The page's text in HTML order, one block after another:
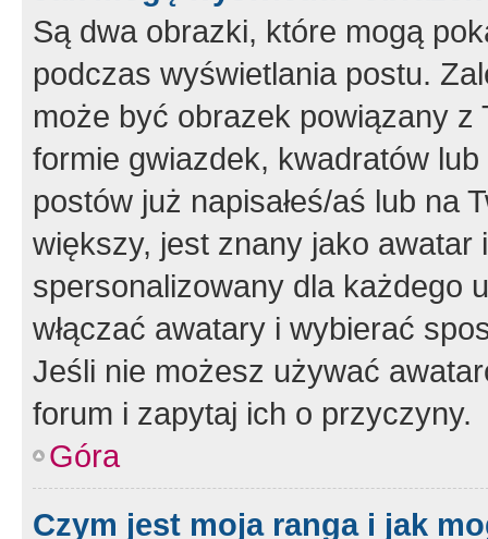
Są dwa obrazki, które mogą
podczas wyświetlania postu.
może być obrazek powiązany z
formie gwiazdek, kwadratów
postów już napisałeś/aś lub na
większy, jest znany jako
spersonalizowany dla każdego
włączać awatary i wybierać
Jeśli nie możesz używać
forum i zapytaj ich o przyczyny.
Góra
Czym jest moja ranga i jak